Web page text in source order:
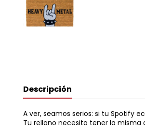
Descripción
A ver, seamos serios: si tu Spotify
Tu rellano necesita tener la